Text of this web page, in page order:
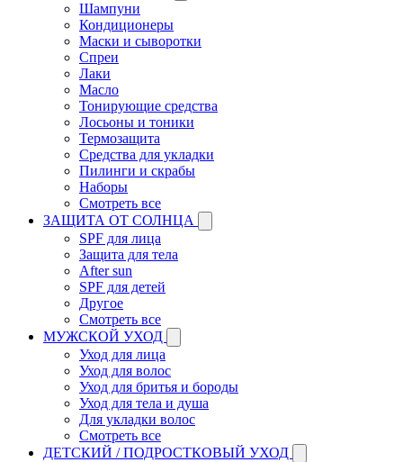
Шампуни
Кондиционеры
Маски и сыворотки
Спреи
Лаки
Масло
Тонирующие средства
Лосьоны и тоники
Термозащита
Средства для укладки
Пилинги и скрабы
Наборы
Смотреть все
ЗАЩИТА ОТ СОЛНЦА
SPF для лица
Защита для тела
After sun
SPF для детей
Другое
Смотреть все
МУЖСКОЙ УХОД
Уход для лица
Уход для волос
Уход для бритья и бороды
Уход для тела и душа
Для укладки волос
Смотреть все
ДЕТСКИЙ / ПОДРОСТКОВЫЙ УХОД